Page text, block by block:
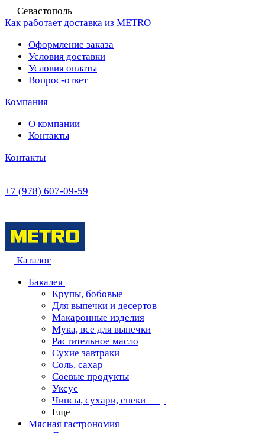
Севастополь
Как работает доставка из METRO
Оформление заказа
Условия доставки
Условия оплаты
Вопрос-ответ
Компания
О компании
Контакты
Контакты
+7 (978) 607-09-59
Каталог
Бакалея
Крупы, бобовые
Для выпечки и десертов
Макаронные изделия
Мука, все для выпечки
Растительное масло
Сухие завтраки
Соль, сахар
Соевые продукты
Уксус
Чипсы, сухари, снеки
Еще
Мясная гастрономия